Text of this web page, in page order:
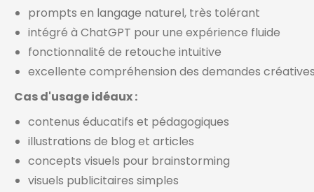
prompts en langage naturel, très tolérant
intégré à ChatGPT pour une expérience fluide
fonctionnalité de retouche intuitive
excellente compréhension des demandes
Cas d'usage idéaux :
contenus éducatifs et pédagogiques
illustrations de blog et articles
concepts visuels pour brainstorming
visuels publicitaires simples